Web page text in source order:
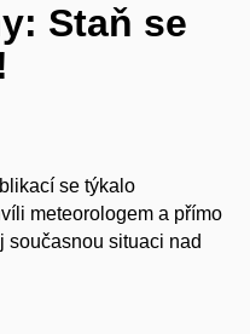
Staň se
se týkalo
meteorologem a přímo
současnou situaci nad